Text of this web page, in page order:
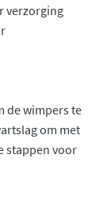
verzorging
de wimpers te
om met
stappen voor